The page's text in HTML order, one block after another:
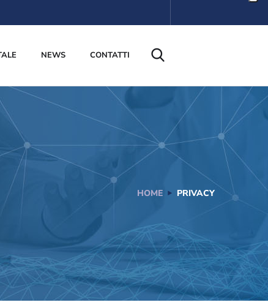
NEWS CONTATTI
HOME PRIVACY